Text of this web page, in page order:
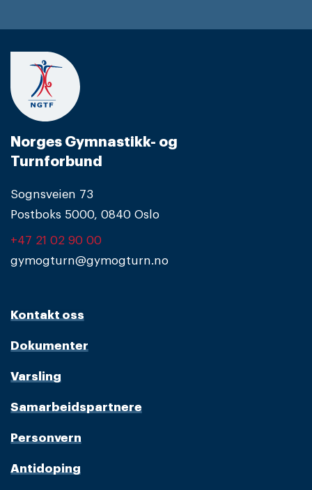
Norges Gymnastikk- og
Turnforbund
Sognsveien 73
Postboks 5000, 0840 Oslo
+47 21 02 90 00
gymogturn@gymogturn.no
Kontakt oss
Dokumenter
Varsling
Samarbeidspartnere
Personvern
Antidoping